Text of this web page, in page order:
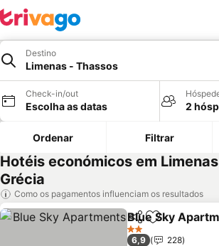
Destino
Limenas - Thassos
Check-in/out
Escolha as datas 2
Ordenar Filtrar
Hotéis económicos em
Grécia
Como os pagamentos influenciam os resultados
PartilharAdicionar
Blue Sky
2 Estrelas
6,9
228